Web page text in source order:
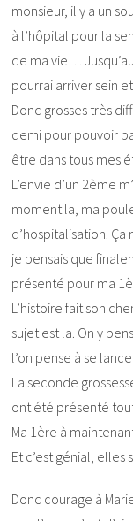
monsieur, il y a un
à l’hôpital pour la
de ma vie…
pourrai arriver sein
Donc grosses très
demi pour pouvoir
être dans tous mes
L’envie d’un 2ème
moment la, ma
d’hospitalisation.
je pensais que
présenté pour ma
L’histoire fait son
sujet est la. On y
l’on pense à se
La seconde
ont été présenté
Ma 1ère à
Et c’est génial, elles
Donc courage à